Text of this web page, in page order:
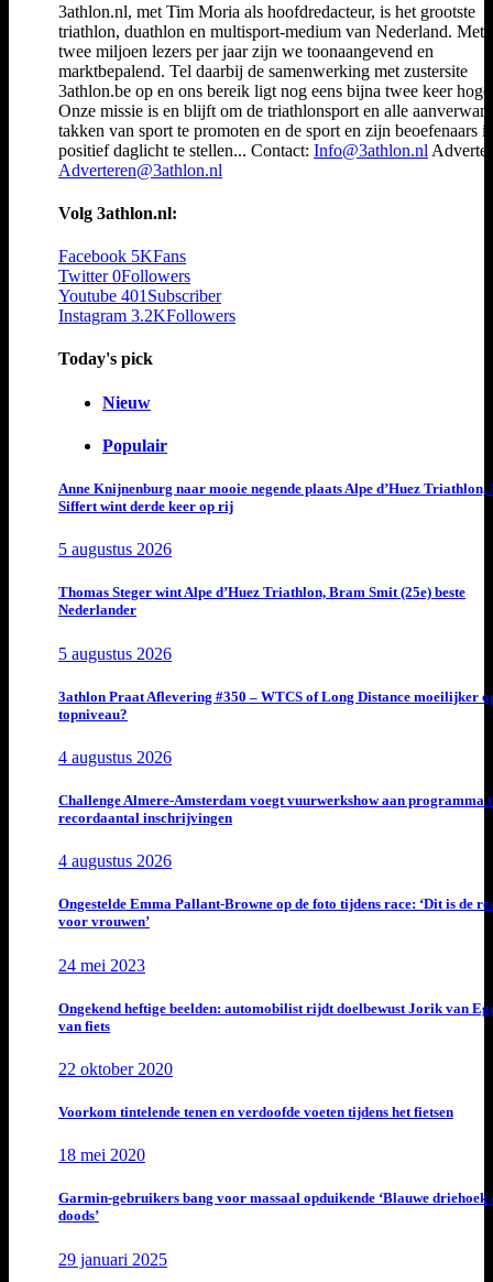
3athlon.nl, met Tim Moria als hoofdredacteur, is het grootste
triathlon, duathlon en multisport-medium van Nederland. Met
twee miljoen lezers per jaar zijn we toonaangevend en
marktbepalend. Tel daarbij de samenwerking met zustersite
3athlon.be op en ons bereik ligt nog eens bijna twee keer
Onze missie is en blijft om de triathlonsport en alle
takken van sport te promoten en de sport en zijn beoefenaars
positief daglicht te stellen... Contact: Info@3athlon.nl
Adverteren@3athlon.nl
Volg 3athlon.nl:
Facebook 5KFans
Twitter 0Followers
Youtube 401 Subscriber
Instagram 3.2KFollowers
Today's pick
Nieuw
Populair
Anne Knijnenburg naar mooie negende plaats Alpe d’Huez Triathlon,
Siffert wint derde keer op rij
5 augustus 2026
Thomas Steger wint Alpe d’Huez Triathlon, Bram Smit (25e) beste
Nederlander
5 augustus 2026
3athlon Praat Aflevering #350 – WTCS of Long Distance moeilijker
topniveau?
4 augustus 2026
Challenge Almere-Amsterdam voegt vuurwerkshow aan programma
recordaantal inschrijvingen
4 augustus 2026
Ongestelde Emma Pallant-Browne op de foto tijdens race: ‘Dit is de
voor vrouwen’
24 mei 2023
Ongekend heftige beelden: automobilist rijdt doelbewust Jorik van
van fiets
22 oktober 2020
Voorkom tintelende tenen en verdoofde voeten tijdens het fietsen
18 mei 2020
Garmin-gebruikers bang voor massaal opduikende ‘Blauwe driehoek
doods’
29 januari 2025